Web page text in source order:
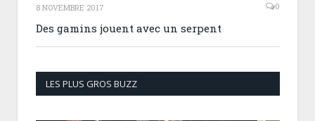
8 NOVEMBRE 2017 0
Des gamins jouent avec un serpent
LES PLUS GROS BUZZ